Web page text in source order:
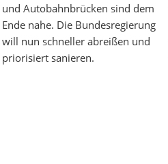
und Autobahnbrücken sind dem
Ende nahe. Die Bundesregierung
will nun schneller abreißen und
priorisiert sanieren.